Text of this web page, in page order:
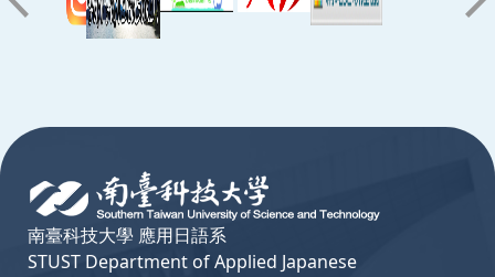
南臺科技大學 應用日語系
STUST Department of Applied Japanese